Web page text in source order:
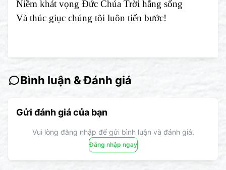
Niềm khát vọng Đức Chúa Trời hằng sống
Và thúc giục chúng tôi luôn tiến bước!
Bình luận & Đánh giá
Gửi đánh giá của bạn
Vui lòng đăng nhập để gửi bình luận và đánh giá.
Đăng nhập ngay